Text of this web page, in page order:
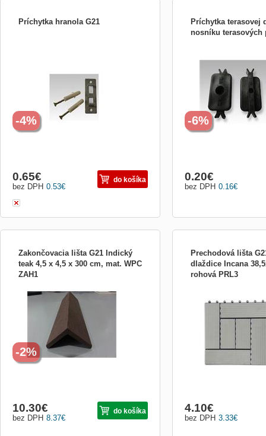
Príchytka hranola G21
délky hranolu - doporučená spotřeba je
8ks na 1m2 terasového prkna
0.53€
bez DPH
0.65€ do košíka
-4%
Príchytka terasovej
nosníku terasových
komplexního
Gardenax - používá se v
kde dojde ke křížení
hranolu s terasovým
zároveň jako distanční
vytvoření dilatační
0.16€
bez DPH
0.20€
-6%
Zakončovacia lišta G21 Indický
teak 4,5 x 4,5 x 300 cm, mat. WPC
ZAH1
podlahový systém Gardenax - používá se
na zakrytí pohledových hran položené
terasy či jiné podlahy - spotřeba
individuální dle tvaru plochy a velikosti
viditelných hran - materiál WPC rozměr
4,5x4,5x300cm
8.37€
bez DPH
10.30€ do košíka
-2%
Prechodová lišta
dlaždice Incana
rohová PRL3
exterierové podlahové
systém G21 je cenově
které však zároveň
kvalitativní nároky.
3.33€
bez DPH
4.10€